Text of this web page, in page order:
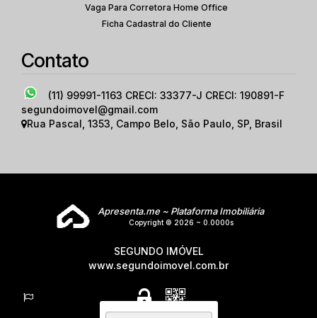
Vaga Para Corretora Home Office
Ficha Cadastral do Cliente
Contato
(11) 99991-1163 CRECI: 33377-J CRECI: 190891-F
segundoimovel@gmail.com
Rua Pascal 1353 Campo Belo São Paulo SP Brasil
Apresenta.me ~ Plataforma Imobiliária
Copyright © 2026 ~ 0.0000s
SEGUNDO IMÓVEL
www.segundoimovel.com.br